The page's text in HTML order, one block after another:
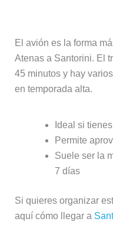
El avión es la forma
Atenas a Santorini. El
45 minutos y hay
en temporada alta.
Ideal si
Permite
Suele ser la
7 días
Si quieres organizar
aquí cómo llegar a